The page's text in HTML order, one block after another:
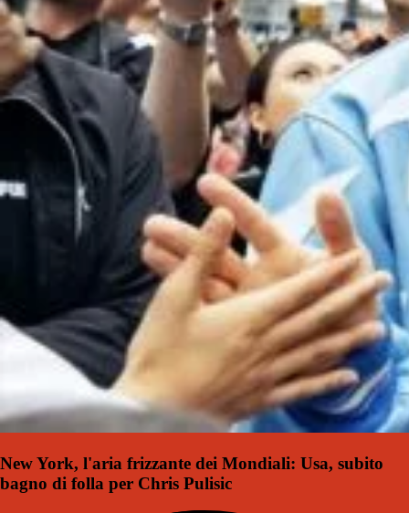
New York, l'aria frizzante dei Mondiali: Usa, subito
bagno di folla per Chris Pulisic